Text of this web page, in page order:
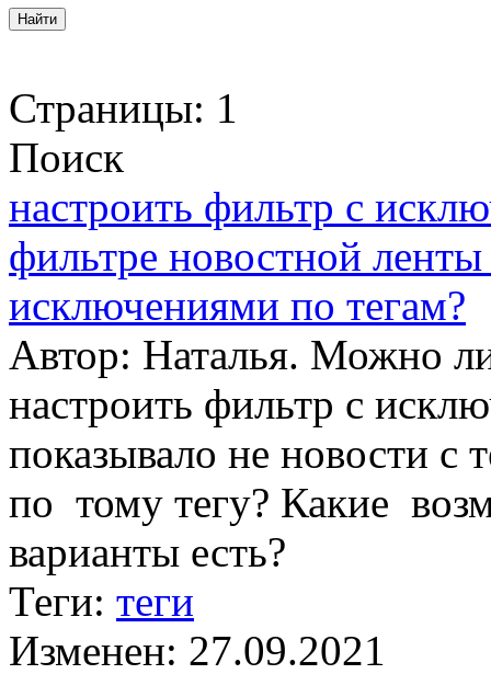
Страницы: 1
Поиск
настроить фильтр с
фильтре новостной
исключениями по тегам?
Автор: Наталья. Можно
настроить фильтр с
показывало не новости с
по тому тегу? Какие
варианты есть?
Теги: теги
Изменен: 27.09.2021